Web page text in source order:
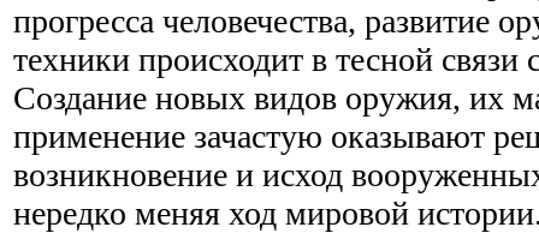
прогресса человечества, развитие
техники происходит в тесной связи
Создание новых видов оружия, их
применение зачастую оказывают
возникновение и исход
нередко меняя ход мировой